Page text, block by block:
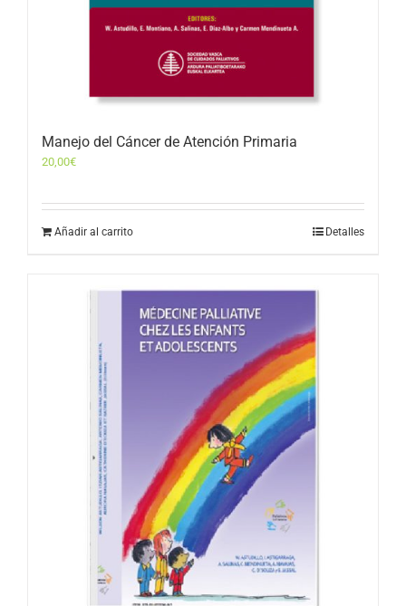
Manejo del Cáncer de Atención Primaria
20,00€
Añadir al carrito Detalles